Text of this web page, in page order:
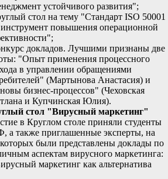
устойчивого развития";
стол на тему "Стандарт ISO 50001
повышения операционной
докладов. Лучшими признаны две
"Опыт применения процессного
в управлении обращениями
(Мартынова Анастасия) и
бизнес-процессов" (Чеховская
и Купчинская Юлия).
стол "Вирусный маркетинг"
в Круглом столе приняли студенты
а также приглашенные эксперты, на
были представлены доклады по
аспектам вирусного маркетинга:
маркетинг как альтернатива